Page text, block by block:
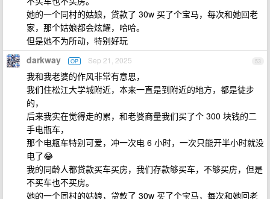
她的一个同村的姑娘，贷款了 30w 买了个宝马，每次和她回老
家，那个姑娘都会炫耀，哈哈。
但是她不为所动，特别好玩
53
darkway OP Sep 21, 2025
我和我老婆的作风非常有意思，
我们住松江大学城附近，本来一直是到附近的地方，都是徒步
的，
后来我实在觉得走的累，和老婆商量我们买了个 300 块钱的二
手电瓶车，
那个电瓶车特别可爱，冲一次电 6 小时，一次只能开半小时就没
电了😂
我的同龄人都贷款买车买房，我们存款够买车，不够买房，但是
不买车也不买房。
她的一个同村的姑娘，贷款了 30w 买了个宝马，每次和她回老